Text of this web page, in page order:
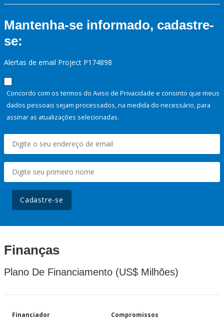
Mantenha-se informado, cadastre-
se:
Alertas de email Project P174898
Concordo com os termos do Aviso de Privacidade e consinto que meus
dados pessoais sejam processados, na medida do necessário, para
assinar as atualizações selecionadas.
Cadastre-se
Finanças
Plano De Financiamento (US$ Milhões)
Financiador Compromissos